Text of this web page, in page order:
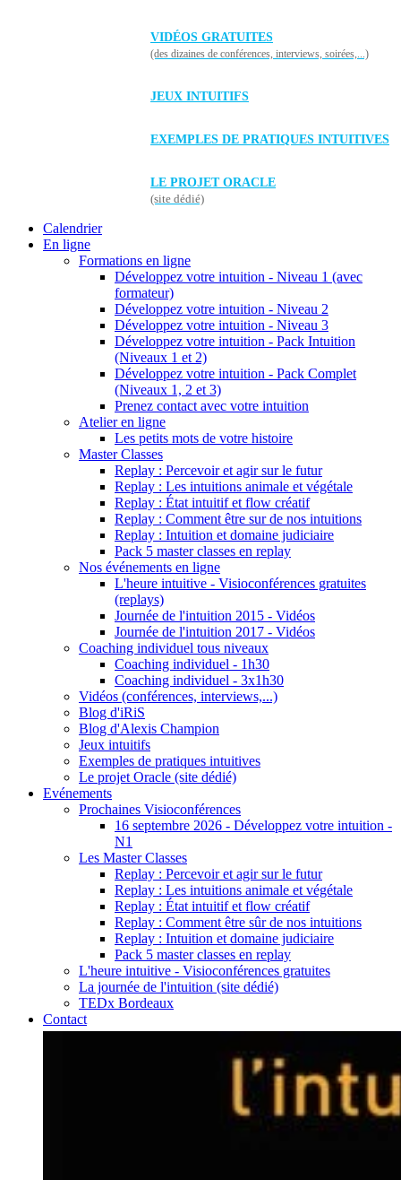
VIDÉOS GRATUITES
(des dizaines de conférences, interviews, soirées,...)
JEUX INTUITIFS
EXEMPLES DE PRATIQUES INTUITIVES
LE PROJET ORACLE
(site dédié)
Calendrier
En ligne
Formations en ligne
Développez votre intuition - Niveau 1 (avec
formateur)
Développez votre intuition - Niveau 2
Développez votre intuition - Niveau 3
Développez votre intuition - Pack Intuition
(Niveaux 1 et 2)
Développez votre intuition - Pack Complet
(Niveaux 1, 2 et 3)
Prenez contact avec votre intuition
Atelier en ligne
Les petits mots de votre histoire
Master Classes
Replay : Percevoir et agir sur le futur
Replay : Les intuitions animale et végétale
Replay : État intuitif et flow créatif
Replay : Comment être sur de nos intuitions
Replay : Intuition et domaine judiciaire
Pack 5 master classes en replay
Nos événements en ligne
L'heure intuitive - Visioconférences gratuites
(replays)
Journée de l'intuition 2015 - Vidéos
Journée de l'intuition 2017 - Vidéos
Coaching individuel tous niveaux
Coaching individuel - 1h30
Coaching individuel - 3x1h30
Vidéos (conférences, interviews,...)
Blog d'iRiS
Blog d'Alexis Champion
Jeux intuitifs
Exemples de pratiques intuitives
Le projet Oracle (site dédié)
Evénements
Prochaines Visioconférences
16 septembre 2026 - Développez votre intuition -
N1
Les Master Classes
Replay : Percevoir et agir sur le futur
Replay : Les intuitions animale et végétale
Replay : État intuitif et flow créatif
Replay : Comment être sûr de nos intuitions
Replay : Intuition et domaine judiciaire
Pack 5 master classes en replay
L'heure intuitive - Visioconférences gratuites
La journée de l'intuition (site dédié)
TEDx Bordeaux
Contact